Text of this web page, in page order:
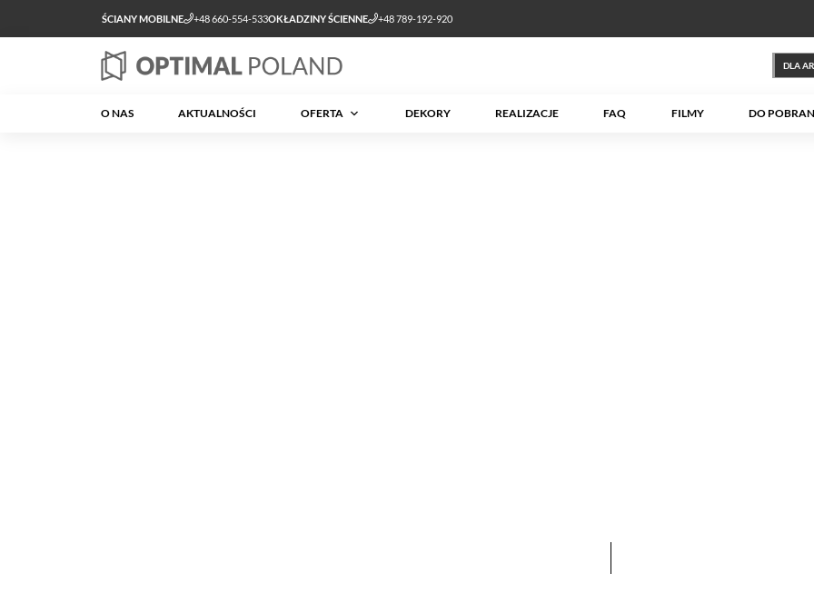
ŚCIANY MOBILNE +48 660-554-533OKŁADZINY ŚCIENNE +48 789-192-920
DLA
O NAS AKTUALNOŚCI OFERTA DEKORY REALIZACJE FAQ FILMY DO